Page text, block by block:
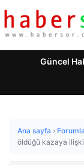
Güncel
Ana sayfa ›
öldüğü kazaya